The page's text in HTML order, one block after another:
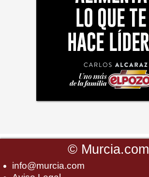
© Murcia.com
info@murcia.com